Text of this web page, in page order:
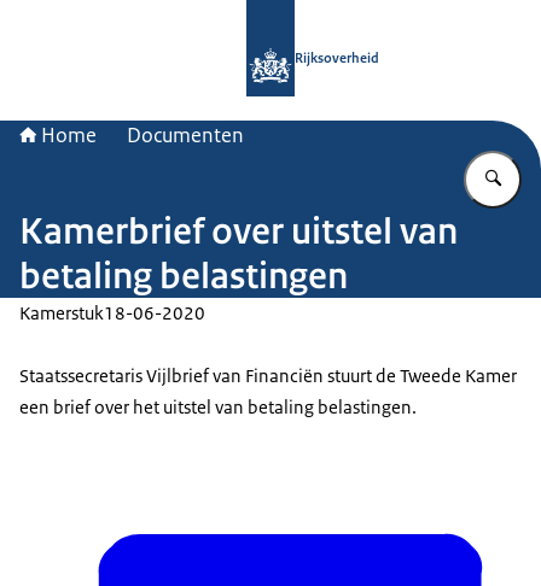
Rijksoverheid
Home Documenten
Kamerbrief over uitstel van
betaling belastingen
Kamerstuk18-06-2020
Staatssecretaris Vijlbrief van Financiën stuurt de Tweede Kamer
een brief over het uitstel van betaling belastingen.